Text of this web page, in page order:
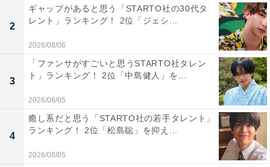
2位：八千草薫
2位は、1931年生まれの八千草薫さんがランクイン。
2
ギャップがあると思う「STARTO社の30代タ
レント」ランキング！ 2位「ジェシ...
2026/08/06
3
「ファンサがすごいと思うSTARTO社タレン
ト」ランキング！ 2位「中島健人」を...
2026/08/05
4
癒し系だと思う「STARTO社の若手タレント」
ランキング！ 2位「松島聡」を抑え...
2026/08/05